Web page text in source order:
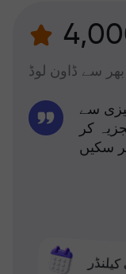
بھر سے ڈاون لوڈ
سے
کر
سکیں